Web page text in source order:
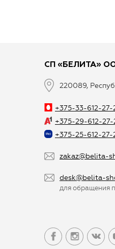
СП «БЕЛИТА»
220089,
+375-33-612-27-
+375-29-612-27-
+375-25-612-27-
zakaz@belita-
desk@belita-
для обращения